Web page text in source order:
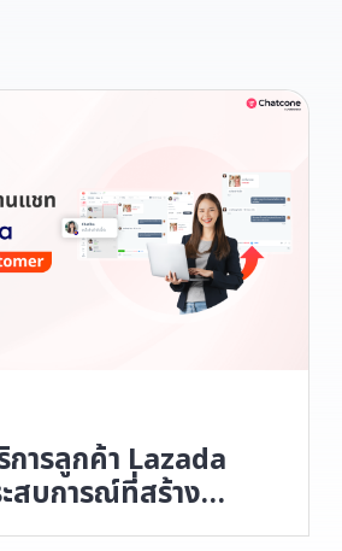
การลูกค้า Lazada
สบการณ์ที่สร้าง
ง